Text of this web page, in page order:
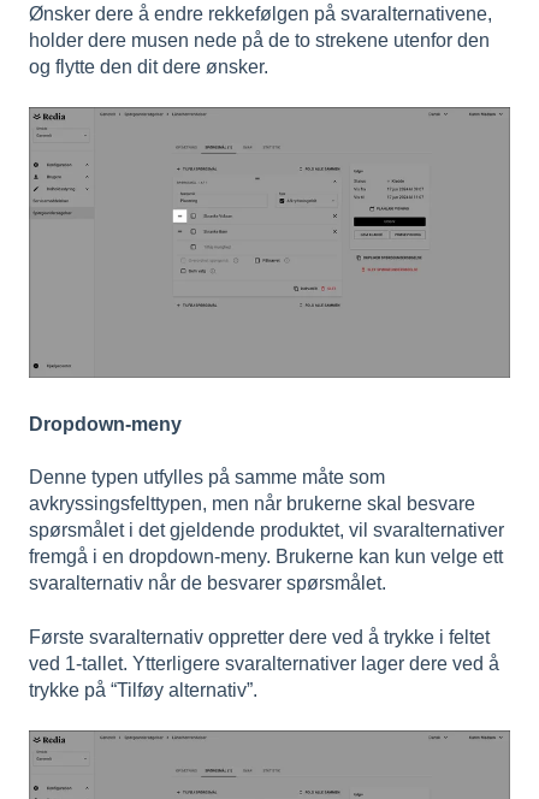
Ønsker dere å endre rekkefølgen på svaralternativene,
holder dere musen nede på de to strekene utenfor den
og flytte den dit dere ønsker.
Dropdown-meny
Denne typen utfylles på samme måte som
avkryssingsfelttypen, men når brukerne skal besvare
spørsmålet i det gjeldende produktet, vil svaralternativer
fremgå i en dropdown-meny. Brukerne kan kun velge ett
svaralternativ når de besvarer spørsmålet.
Første svaralternativ oppretter dere ved å trykke i feltet
ved 1-tallet. Ytterligere svaralternativer lager dere ved å
trykke på “Tilføy alternativ”.